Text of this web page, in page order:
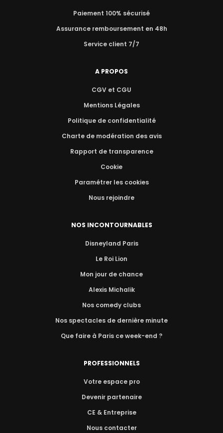
Paiement 100% sécurisé
Assurance remboursement en 48h
Service client 7/7
A PROPOS
CGV et CGU
Mentions Légales
Politique de confidentialité
Charte de modération des avis
Rapport de transparence
Cookie
Paramétrer les cookies
Nous rejoindre
NOS INCONTOURNABLES
Disneyland Paris
Le Roi Lion
Mon jour de chance
Alexis Michalik
Nos comedy clubs
Nos spectacles de dernière minute
Que faire à Paris ce week-end ?
PROFESSIONNELS
Votre espace pro
Devenir partenaire
CE & Entreprise
Nous contacter